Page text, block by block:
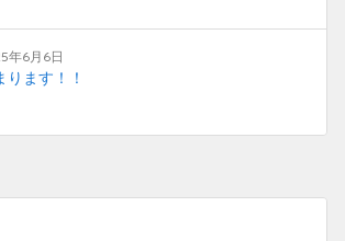
年6月6日
ります！！